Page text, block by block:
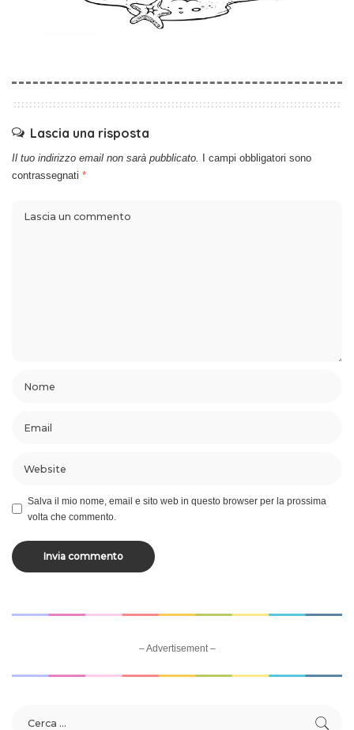
Lascia una risposta
Il tuo indirizzo email non sarà pubblicato. I campi obbligatori sono
contrassegnati *
Salva il mio nome, email e sito web in questo browser per la prossima
volta che commento.
– Advertisement –